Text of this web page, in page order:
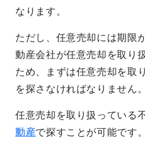
なります。
ただし、任意売却には期限
動産会社が任意売却を取り
ため、まずは任意売却を取
を探さなければなりません。
任意売却を取り扱っている
動産で探すことが可能です。